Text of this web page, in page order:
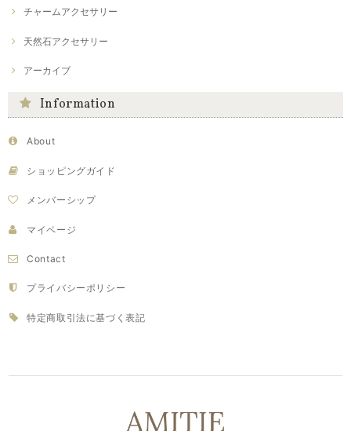
チャームアクセサリー
天然石アクセサリー
アーカイブ
Information
About
ショッピングガイド
メンバーシップ
マイページ
Contact
プライバシーポリシー
特定商取引法に基づく表記